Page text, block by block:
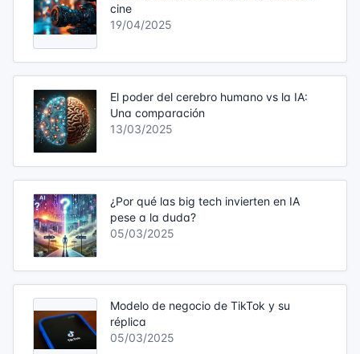
cine
19/04/2025
El poder del cerebro humano vs la IA:
Una comparación
13/03/2025
¿Por qué las big tech invierten en IA
pese a la duda?
05/03/2025
Modelo de negocio de TikTok y su
réplica
05/03/2025